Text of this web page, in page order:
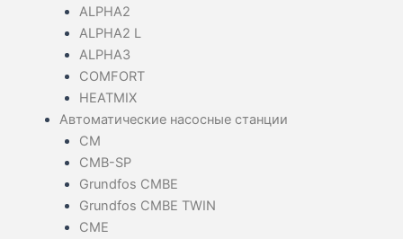
ALPHA2
ALPHA2 L
ALPHA3
COMFORT
HEATMIX
Автоматические насосные станции
CM
CMB-SP
Grundfos CMBE
Grundfos CMBE TWIN
CME